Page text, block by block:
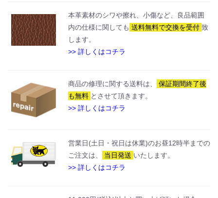
本革素材のシワや擦れ、小傷など、良品範囲
内の仕様に関しても 送料無料で交換を受付 致
します。
>> 詳しくはコチラ
商品の修理に関する送料は、
保証期間終了後
も無料 とさせて頂きます。
>> 詳しくはコチラ
営業日(土日・祝日は休業)のお昼12時半までの
ご注文は、
当日発送 いたします。
>> 詳しくはコチラ